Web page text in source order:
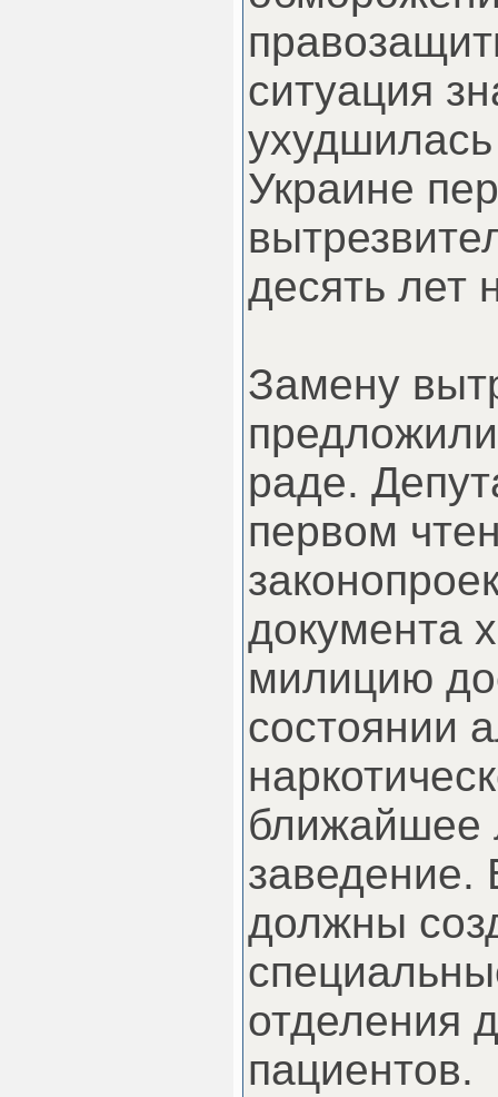
ситуация
ухудшилась
Украине
десять лет
Замену
раде.
первом
документа
милицию
состоянии
ближайшее
должны
отделения
пациентов.